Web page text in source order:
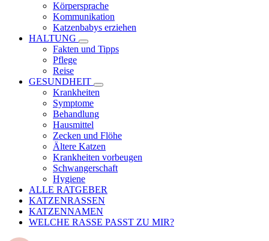
Körpersprache
Kommunikation
Katzenbabys erziehen
HALTUNG
Fakten und Tipps
Pflege
Reise
GESUNDHEIT
Krankheiten
Symptome
Behandlung
Hausmittel
Zecken und Flöhe
Ältere Katzen
Krankheiten vorbeugen
Schwangerschaft
Hygiene
ALLE RATGEBER
KATZENRASSEN
KATZENNAMEN
WELCHE RASSE PASST ZU MIR?